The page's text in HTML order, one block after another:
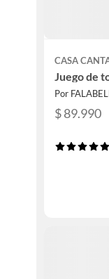
CASA
Juego de
Por
$ 89.990